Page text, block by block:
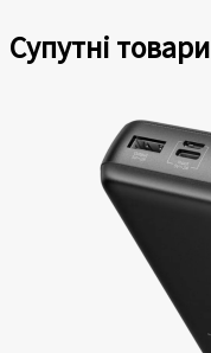
Супутні товари